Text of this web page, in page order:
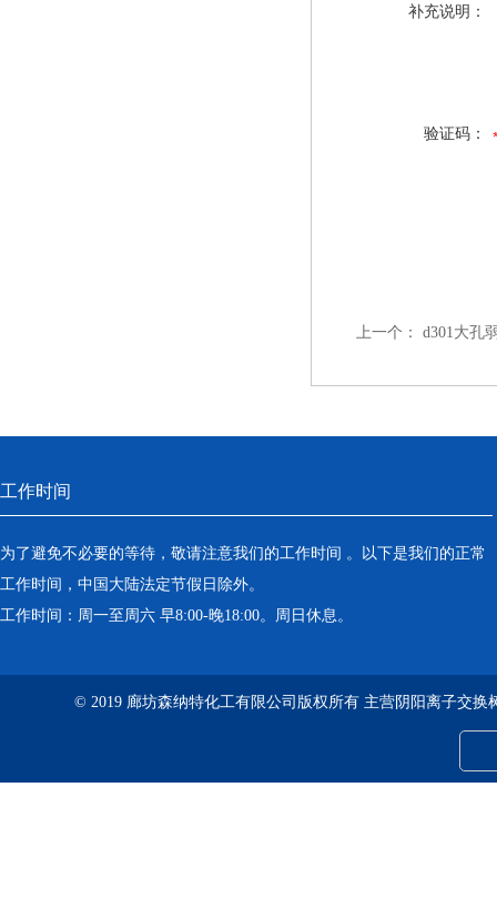
补充说明：
验证码：
上一个： d301大孔
工作时间
为了避免不必要的等待，敬请注意我们的工作时间 。以下是我们的正常
工作时间，中国大陆法定节假日除外。
工作时间：周一至周六 早8:00-晚18:00。周日休息。
© 2019 廊坊森纳特化工有限公司版权所有 主营阴阳离子交换